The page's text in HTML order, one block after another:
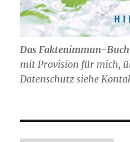
Das Faktenimmun-
mit Provision für mich,
Datenschutz siehe